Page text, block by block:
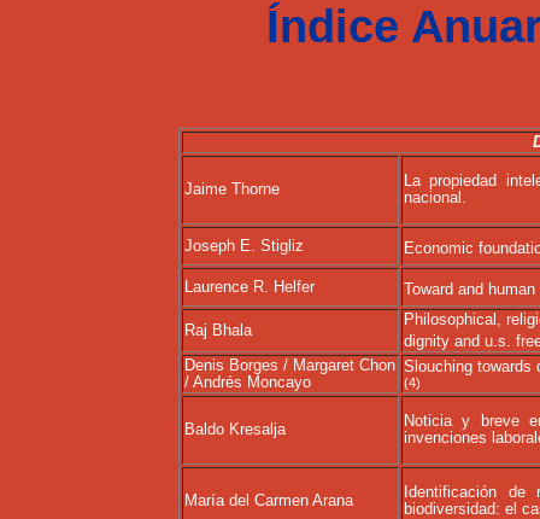
Índice
Jaime Thorne
La propiedad
nacional.
Joseph E. Stigliz Economic
Laurence R. Helfer Toward and
Raj Bhala
Philosophical,
dignity and u.s.
Denis Borges / Margaret Chon
/ Andrés Moncayo
Slouching towards
(4)
Baldo Kresalja
Noticia y breve
invenciones
María del Carmen Arana
Identificación de
biodiversidad: el